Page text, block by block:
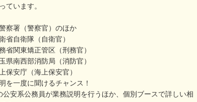
ています。
察署（警察官）のほか
省自衛隊（自衛官）
省関東矯正管区（刑務官）
県南西部消防局（消防官）
保安庁（海上保安官）
を一度に聞けるチャンス！
公安系公務員が業務説明を行うほか、個別ブースで詳しい相